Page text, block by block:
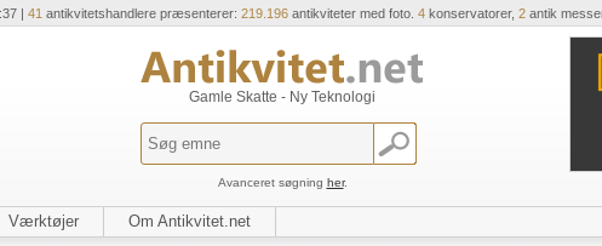
| 41 antikvitetshandlere præsenterer: 219.196antikviteter med foto. 4konservatorer, 2antik
Gamle Skatte - Ny Teknologi
Avanceret søgning her.
Værktøjer Om Antikvitet.net